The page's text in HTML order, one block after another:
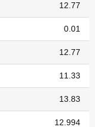
12.77
0.01
12.77
11.33
13.83
12.994